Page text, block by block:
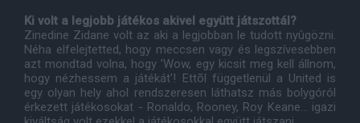
Ki volt a legjobb játékos akivel együtt játszottál?
Zinedine Zidane volt az aki a legjobban le tudott nyûgözni.
Néha elfelejtetted, hogy meccsen vagy és legszívesebben
azt mondtad volna, hogy 'Wow, egy kicsit meg kell állnom,
hogy nézhessem a játékát'! Ettõl függetlenül a United is
egy olyan hely ahol rendszeresen láthatsz más bolygóról
érkezett játékosokat - Ronaldo, Rooney, Roy Keane... igazi